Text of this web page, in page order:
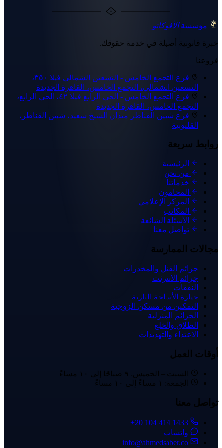
مؤسسةالأفوكاتو
خبرة قانونية أصيلة في خدمة حقوقك.
فروعنا
فرع التجمع الخامس - التسعين الشمالي
فيلا ٣٥٠،
التسعين الشمالي، التجمع الخامس، القاهرة الجديدة
فرع التجمع الخامس - الحي الرابع
فيلا ٤٢، الحي الرابع،
التجمع الخامس، القاهرة الجديدة
فرع شبين القناطر ميدان الشيخ سعيد، شبين القناطر،
القليوبية
روابط سريعة
الرئيسية
من نحن
خدماتنا
المحامون
المركز الإعلامي
المكاتب
الأسئلة الشائعة
تواصل معنا
مجالات الممارسة
جرائم القتل والمخدرات
جرائم الانترنت
النفقات
حيازة الأسلحة النارية
التمكين من مسكن الزوجية
الجرائم المنزلية
الطلاق والخلع
الاعتداء والتهديدات
أوقات العمل
السبت – الخميس: ٩ صباحًا إلى ١٠ مساءً
الجمعة: ١ مساءً إلى ١٠ مساءً
تواصل معنا
+20 104 414 1433
واتساب
info@ahmedsaber.co